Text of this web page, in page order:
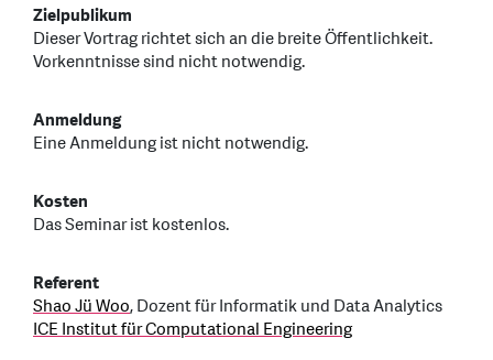
Zielpublikum
Dieser Vortrag richtet sich an die breite Öffentlichkeit.
Vorkenntnisse sind nicht notwendig.
Anmeldung
Eine Anmeldung ist nicht notwendig.
Kosten
Das Seminar ist kostenlos.
Referent
Shao Jü Woo, Dozent für Informatik und Data Analytics
ICE Institut für Computational Engineering